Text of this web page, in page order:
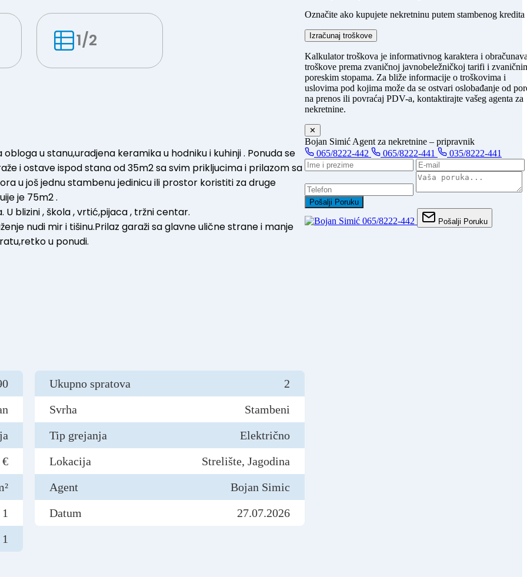
1/2
u stanu,uradjena keramika u hodniku i kuhinji . Ponuda se
i ostave ispod stana od 35m2 sa svim prikljucima i prilazom sa
u još jednu stambenu jedinicu ili prostor koristiti za druge
je 75m2 .
blizini , škola , vrtić,pijaca , tržni centar.
nudi mir i tišinu.Prilaz garaži sa glavne ulične strane i manje
u ponudi.
€
1
1
Ukupno spratova
2
Svrha
Stambeni
Tip grejanja
Električno
Lokacija
Strelište, Jagodina
Agent
Bojan Simic
Datum
27.07.2026
Označite ako kupujete nekretninu putem stambenog kredita
Izračunaj troškove
Kalkulator troškova je informativnog karaktera i
troškove prema zvaničnoj javnobeležničkoj tarifi i
poreskim stopama. Za bliže informacije o troškovima i
uslovima pod kojima može da se ostvari oslobađanje od
na prenos ili povraćaj PDV-a, kontaktirajte vašeg agenta za
nekretnine.
✕
Bojan Simić Agent za nekretnine – pripravnik
065/8222-442
065/8222-441 035/8222-441
Pošalji Poruku
065/8222-442 Pošalji Poruku